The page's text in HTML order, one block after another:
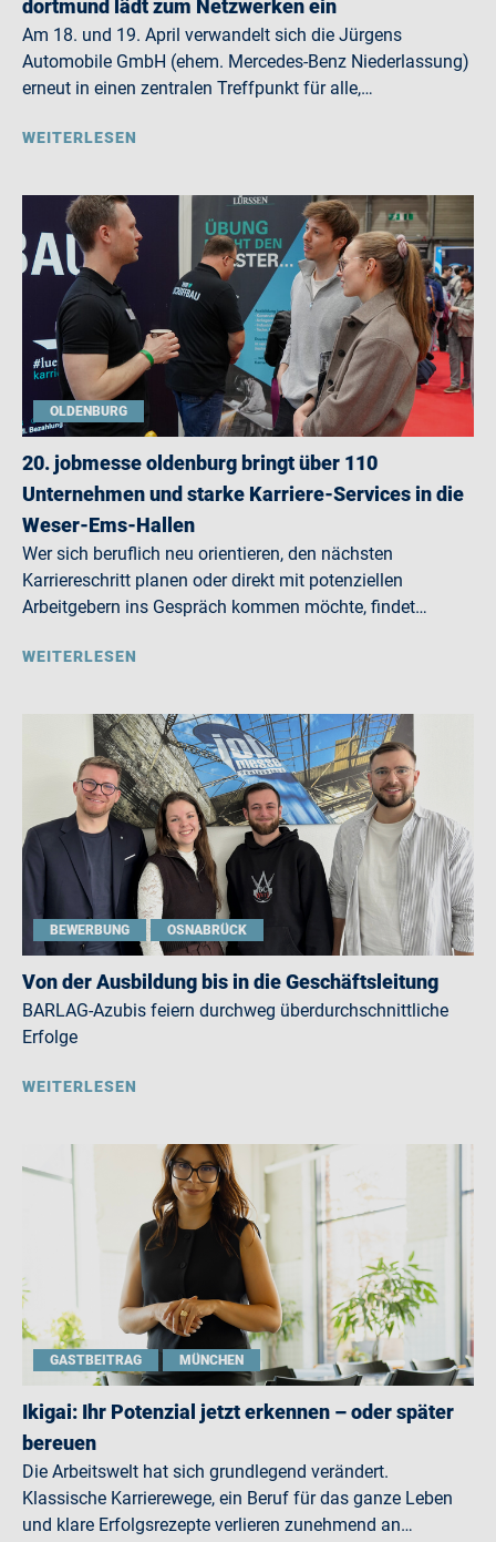
dortmund lädt zum Netzwerken ein
Am 18. und 19. April verwandelt sich die Jürgens
Automobile GmbH (ehem. Mercedes-Benz Niederlassung)
erneut in einen zentralen Treffpunkt für alle,…
WEITERLESEN
OLDENBURG
20. jobmesse oldenburg bringt über 110
Unternehmen und starke Karriere-Services in die
Weser-Ems-Hallen
Wer sich beruflich neu orientieren, den nächsten
Karriereschritt planen oder direkt mit potenziellen
Arbeitgebern ins Gespräch kommen möchte, findet…
WEITERLESEN
BEWERBUNG OSNABRÜCK
Von der Ausbildung bis in die Geschäftsleitung
BARLAG-Azubis feiern durchweg überdurchschnittliche
Erfolge
WEITERLESEN
GASTBEITRAG MÜNCHEN
Ikigai: Ihr Potenzial jetzt erkennen – oder später
bereuen
Die Arbeitswelt hat sich grundlegend verändert.
Klassische Karrierewege, ein Beruf für das ganze Leben
und klare Erfolgsrezepte verlieren zunehmend an…